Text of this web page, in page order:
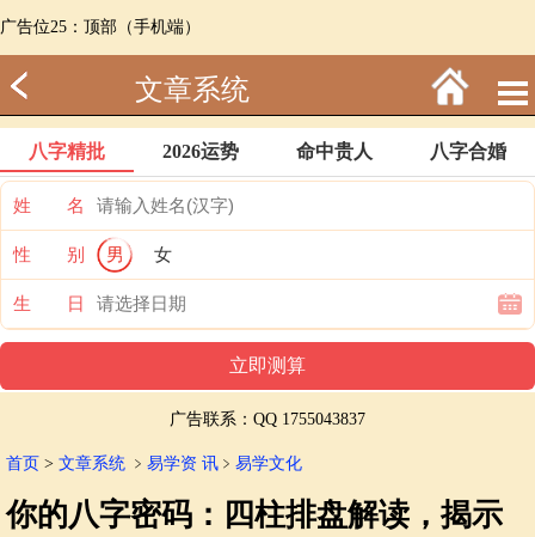
广告位25：顶部（手机端）
文章系统
八字精批 2026运势 命中贵人 八字合婚
姓 名
性 别 男 女
生 日
广告联系：QQ 1755043837
首页 > 文章系统 ﹥ 易学资 讯 ﹥ 易学文化
你的八字密码：四柱排盘解读，揭示